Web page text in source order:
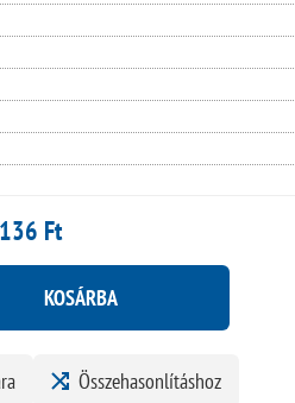
Ft
KOSÁRBA
Összehasonlításhoz